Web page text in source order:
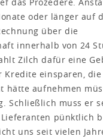
oder länger auf
über die
innerhalb von 24
Zilch dafür eine
Kredite einsparen,
hätte aufnehmen
Schließlich muss er
pünktlich
uns seit vielen